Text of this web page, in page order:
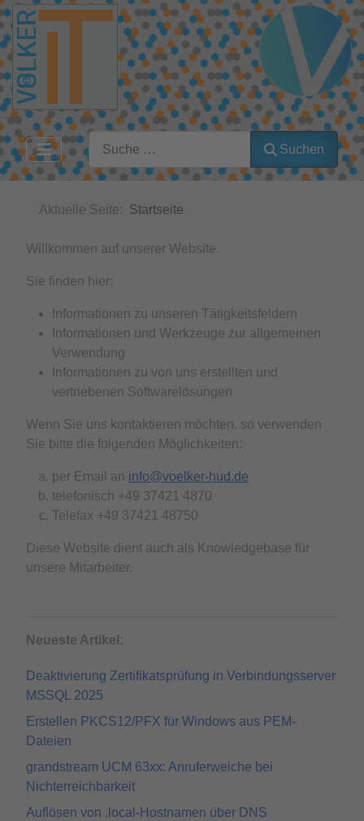
Suchen
Aktuelle Seite: Startseite
Willkommen auf unserer Website.
Sie finden hier:
Informationen zu unseren Tätigkeitsfeldern
Informationen und Werkzeuge zur allgemeinen
Verwendung
Informationen zu von uns erstellten und
vertriebenen Softwarelösungen
Wenn Sie uns kontaktieren möchten, so verwenden
Sie bitte die folgenden Möglichkeiten:
per Email an info@voelker-hud.de
telefonisch +49 37421 4870
Telefax +49 37421 48750
Diese Website dient auch als Knowledgebase für
unsere Mitarbeiter.
Neueste Artikel:
Deaktivierung Zertifikatsprüfung in Verbindungsserver
MSSQL 2025
Erstellen PKCS12/PFX für Windows aus PEM-
Dateien
grandstream UCM 63xx: Anruferweiche bei
Nichterreichbarkeit
Auflösen von .local-Hostnamen über DNS